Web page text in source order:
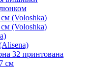
(Voloshka)
(Voloshka)
32 принтована
см